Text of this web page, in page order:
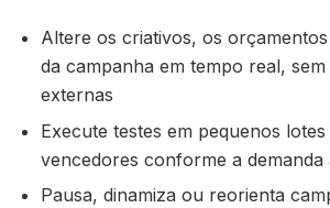
Altere os criativos, os
da campanha em tempo real,
externas
Execute testes em pequenos
vencedores conforme a demanda
Pausa, dinamiza ou reorienta